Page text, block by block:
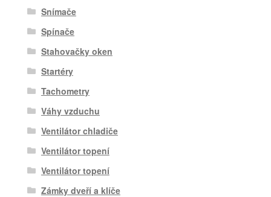
Snímače
Spínače
Stahovačky oken
Startéry
Tachometry
Váhy vzduchu
Ventilátor chladiče
Ventilátor topení
Ventilátor topení
Zámky dveří a klíče